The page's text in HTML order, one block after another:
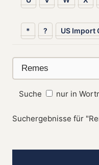
* ? US Import
Suche nur in
Suchergebnisse für